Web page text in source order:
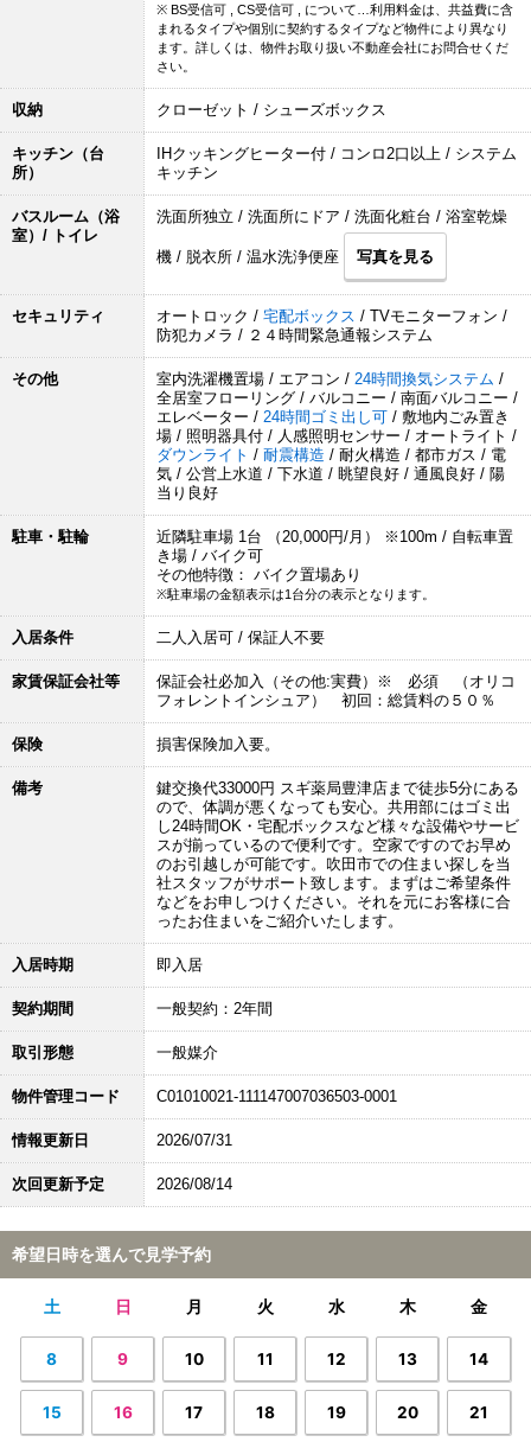
※ BS受信可 , CS受信可 , について…利用料金は、共益費に含
まれるタイプや個別に契約するタイプなど物件により異なり
ます。詳しくは、物件お取り扱い不動産会社にお問合せくだ
さい。
収納 クローゼット / シューズボックス
キッチン（台
所）
IHクッキングヒーター付 / コンロ2口以上 / システム
キッチン
バスルーム（浴
室）/ トイレ
洗面所独立 / 洗面所にドア / 洗面化粧台 / 浴室乾燥
機 / 脱衣所 / 温水洗浄便座 写真を見る
セキュリティ オートロック / 宅配ボックス / TVモニターフォン /
防犯カメラ / ２４時間緊急通報システム
その他 室内洗濯機置場 / エアコン / 24時間換気システム /
全居室フローリング / バルコニー / 南面バルコニー /
エレベーター / 24時間ゴミ出し可 / 敷地内ごみ置き
場 / 照明器具付 / 人感照明センサー / オートライト /
ダウンライト / 耐震構造 / 耐火構造 / 都市ガス / 電
気 / 公営上水道 / 下水道 / 眺望良好 / 通風良好 / 陽
当り良好
駐車・駐輪
近隣駐車場 1台 （20,000円/月） ※100m / 自転車置
き場 / バイク可
その他特徴： バイク置場あり
※駐車場の金額表示は1台分の表示となります。
入居条件 二人入居可 / 保証人不要
家賃保証会社等
保証会社必加入（その他:実費）※ 必須 （オリコ
フォレントインシュア） 初回：総賃料の５０％
保険 損害保険加入要。
備考
鍵交換代33000円 スギ薬局豊津店まで徒歩5分にある
ので、体調が悪くなっても安心。共用部にはゴミ出
し24時間OK・宅配ボックスなど様々な設備やサービ
スが揃っているので便利です。空家ですのでお早め
のお引越しが可能です。吹田市での住まい探しを当
社スタッフがサポート致します。まずはご希望条件
などをお申しつけください。それを元にお客様に合
ったお住まいをご紹介いたします。
入居時期 即入居
契約期間 一般契約：2年間
取引形態 一般媒介
物件管理コード C01010021-111147007036503-0001
情報更新日 2026/07/31
次回更新予定 2026/08/14
希望日時を選んで見学予約
土 日 月 火 水 木 金
8 9 10 11 12 13 14
15 16 17 18 19 20 21